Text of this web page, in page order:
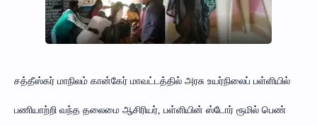
சத்தீஸ்கர் மாநிலம் கான்கேர் மாவட்டத்தில் அரசு உயர்நிலைப் பள்ளியில்
பணியாற்றி வந்த தலைமை ஆசிரியர், பள்ளியின் ஸ்டோர் ரூமில் பெண்